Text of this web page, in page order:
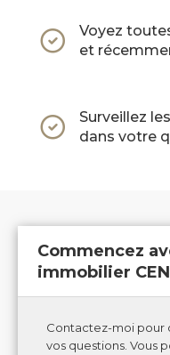
Voyez
et
Surveillez
dans votre
Commencez
immobilier
Contactez-moi pour
vos questions. Vous